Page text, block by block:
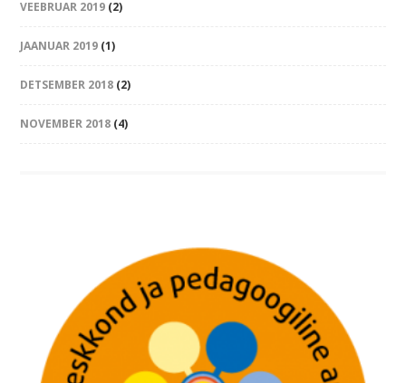
VEEBRUAR 2019 (2)
JAANUAR 2019 (1)
DETSEMBER 2018 (2)
NOVEMBER 2018 (4)